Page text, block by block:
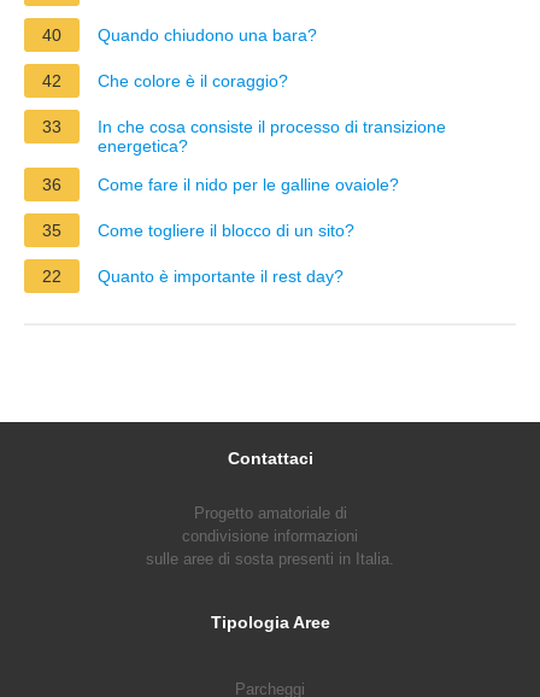
40 Quando chiudono una bara?
42 Che colore è il coraggio?
33
In che cosa consiste il processo di transizione
energetica?
36
Come fare il nido per le galline ovaiole?
35 Come togliere il blocco di un sito?
22 Quanto è importante il rest day?
Contattaci
Progetto amatoriale di
condivisione informazioni
sulle aree di sosta presenti in Italia.
Tipologia Aree
Parcheggi